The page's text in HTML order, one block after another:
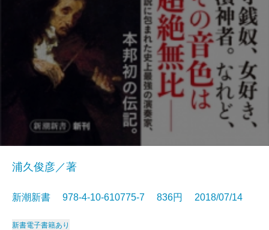
浦久俊彦／著
新潮新書 978-4-10-610775-7 836円 2018/07/14
新書電子書籍あり